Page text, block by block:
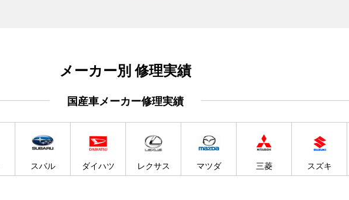
メーカー別 修理実績
国産車メーカー修理実績
スバル ダイハツ レクサス マツダ 三菱 スズキ